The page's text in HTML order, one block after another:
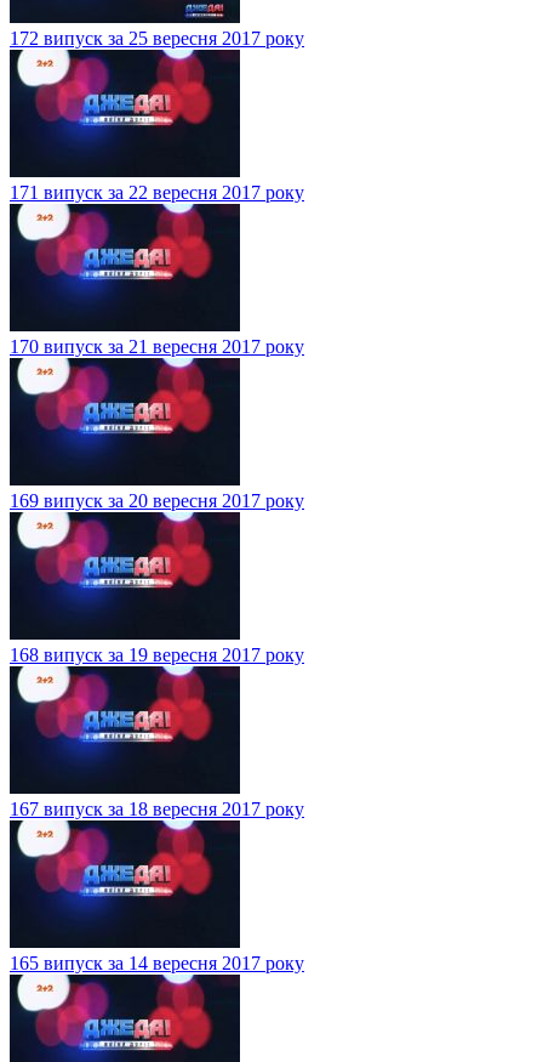
172 випуск за 25 вересня 2017 року
171 випуск за 22 вересня 2017 року
170 випуск за 21 вересня 2017 року
169 випуск за 20 вересня 2017 року
168 випуск за 19 вересня 2017 року
167 випуск за 18 вересня 2017 року
165 випуск за 14 вересня 2017 року